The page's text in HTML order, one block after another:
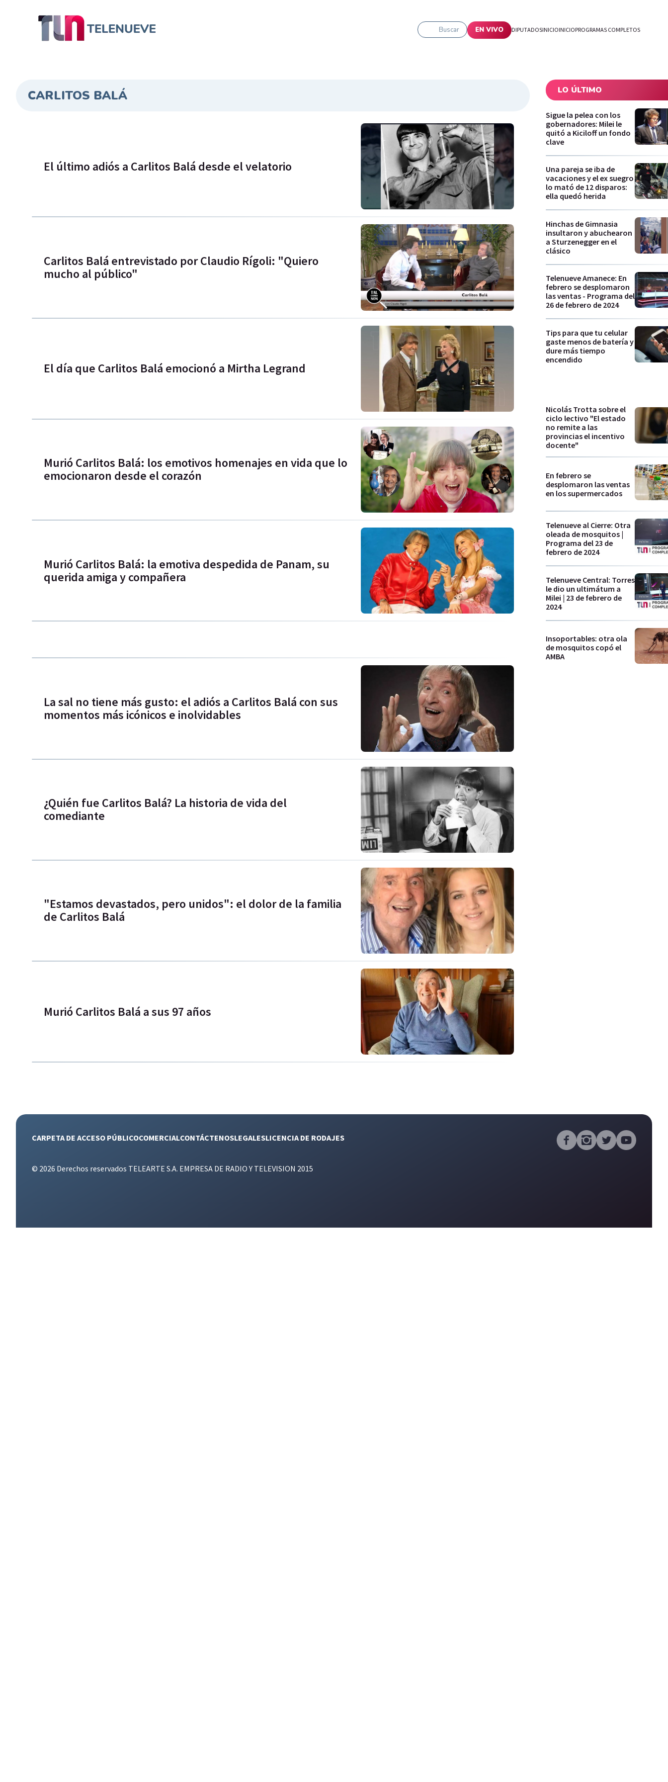
Buscar EN VIVO DIPUTADOSINICIOINICIOPROGRAMAS COMPLETOS
CARLITOS BALÁ
El último adiós a Carlitos Balá desde el velatorio
Carlitos Balá entrevistado por Claudio Rígoli: "Quiero
mucho al público"
El día que Carlitos Balá emocionó a Mirtha Legrand
Murió Carlitos Balá: los emotivos homenajes en vida que lo
emocionaron desde el corazón
Murió Carlitos Balá: la emotiva despedida de Panam, su
querida amiga y compañera
La sal no tiene más gusto: el adiós a Carlitos Balá con sus
momentos más icónicos e inolvidables
¿Quién fue Carlitos Balá? La historia de vida del
comediante
"Estamos devastados, pero unidos": el dolor de la familia
de Carlitos Balá
Murió Carlitos Balá a sus 97 años
LO ÚLTIMO
Sigue la pelea con los
gobernadores: Milei le
quitó a Kiciloff un fondo
clave
Una pareja se iba de
vacaciones y el ex suegro
lo mató de 12 disparos:
ella quedó herida
Hinchas de Gimnasia
insultaron y abuchearon
a Sturzenegger en el
clásico
Telenueve Amanece: En
febrero se desplomaron
las ventas - Programa del
26 de febrero de 2024
Tips para que tu celular
gaste menos de batería y
dure más tiempo
encendido
Nicolás Trotta sobre el
ciclo lectivo "El estado
no remite a las
provincias el incentivo
docente"
En febrero se
desplomaron las ventas
en los supermercados
Telenueve al Cierre: Otra
oleada de mosquitos |
Programa del 23 de
febrero de 2024
Telenueve Central: Torres
le dio un ultimátum a
Milei | 23 de febrero de
2024
Insoportables: otra ola
de mosquitos copó el
AMBA
CARPETA DE ACCESO PÚBLICOCOMERCIALCONTÁCTENOSLEGALESLICENCIA DE RODAJES
© 2026 Derechos reservados TELEARTE S.A. EMPRESA DE RADIO Y TELEVISION 2015